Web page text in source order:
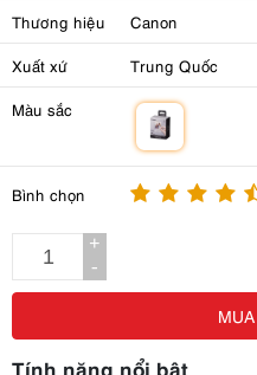
Thương hiệu Canon
Xuất xứ Trung Quốc
Màu sắc
Bình chọn
+
-
Tính năng nổi bật